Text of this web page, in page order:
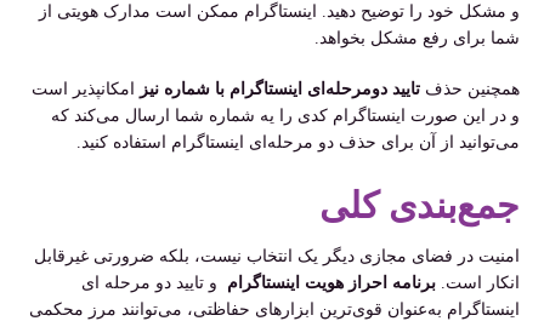
و مشکل خود را توضیح دهید. اینستاگرام ممکن است مدارک هویتی از
شما برای رفع مشکل بخواهد.
همچنین حذف تایید دومرحله‌ای اینستاگرام با شماره نیز امکانپذیر است
و در این صورت اینستاگرام کدی را یه شماره شما ارسال می‌کند که
می‌توانید از آن برای حذف دو مرحله‌ای اینستاگرام استفاده کنید.
جمع‌بندی کلی
امنیت در فضای مجازی دیگر یک انتخاب نیست، بلکه ضرورتی غیرقابل
انکار است. برنامه احراز هویت اینستاگرام و تایید دو مرحله ای
اینستاگرام به‌عنوان قوی‌ترین ابزارهای حفاظتی، می‌توانند مرز محکمی